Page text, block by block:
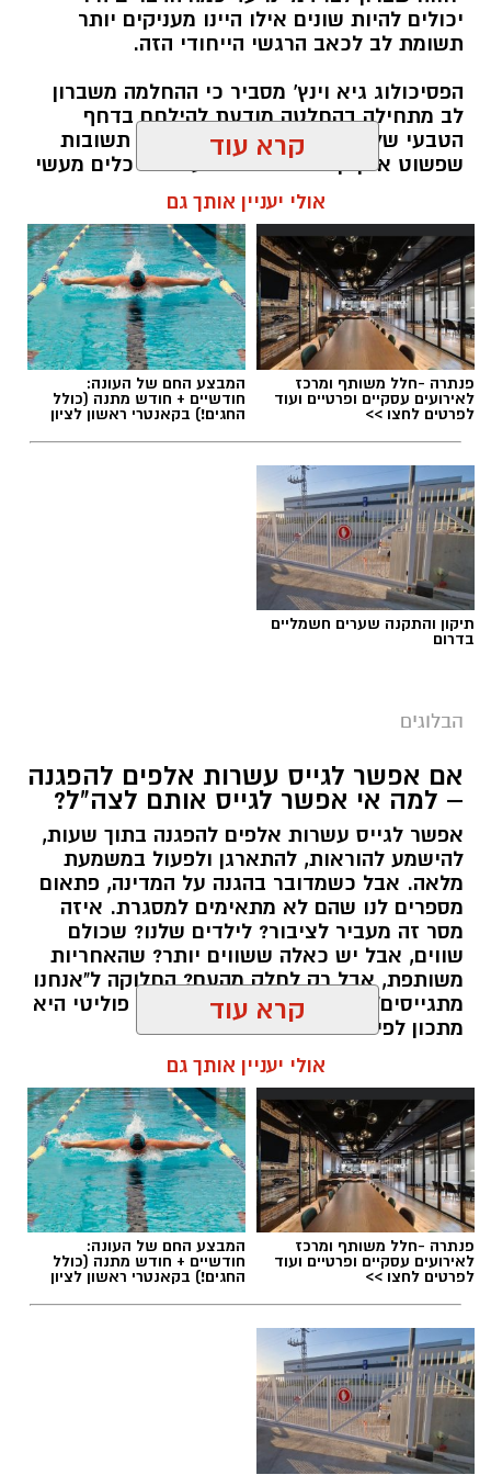
יכולים להיות שונים אילו היינו מעניקים יותר
תשומת לב לכאב הרגשי הייחודי הזה.
הפסיכולוג גיא וינץ' מסביר כי ההחלמה משברון
לב מתחילה בהחלטה מודעת להילחם בדחף
הטבעי שלנו לייפות את העבר ולחפש תשובות
שפשוט אינן קיימות. הוא מציע ארגז כלים מעשי
שיעזור לנו, בהדרגה, להשתחרר מהכאב ולהמשיך
הלב שלנו אולי נשבר לפעמים, אבל אנחנו לא
חייבים להישבר יחד איתו.
מערכת האתר / 09:04 23.07.26
תגים:טד
יש לכם מידע חשוב שטרם נחשף? צילומים מאירוע
חדשותי? מצאתם טעות בכתבה? נשמח שתשתפו
אותנו
קרא עוד
אולי יעניין אותך גם
פנתרה -חלל משותף ומרכז
לאירועים עסקיים ופרטיים ועוד
לפרטים לחצו >>
המבצע החם של העונה:
חודשיים + חודש מתנה (כולל
החגים!) בקאנטרי ראשון לציון
תיקון והתקנה שערים חשמליים
בדרום
הבלוגים
אם אפשר לגייס עשרות אלפים להפגנה
– למה אי אפשר לגייס אותם לצה"ל?
אפשר לגייס עשרות אלפים להפגנה בתוך שעות,
להישמע להוראות, להתארגן ולפעול במשמעת
מלאה. אבל כשמדובר בהגנה על המדינה, פתאום
מספרים לנו שהם לא מתאימים למסגרת. איזה
מסר זה מעביר לציבור? לילדים שלנו? שכולם
שווים, אבל יש כאלה ששווים יותר? שהאחריות
משותפת, אבל רק לחלק מהעם? החלוקה ל"אנחנו
מתגייסים" ו"הם לא" היא לא רק ויכוח פוליטי היא
מתכון לפילוג שמפורר אותנו מבפנים.
תגים:הפגנות חרדיים גיוס לצה"ל
קרא עוד
אולי יעניין אותך גם
פנתרה -חלל משותף ומרכז
לאירועים עסקיים ופרטיים ועוד
לפרטים לחצו >>
המבצע החם של העונה:
חודשיים + חודש מתנה (כולל
החגים!) בקאנטרי ראשון לציון